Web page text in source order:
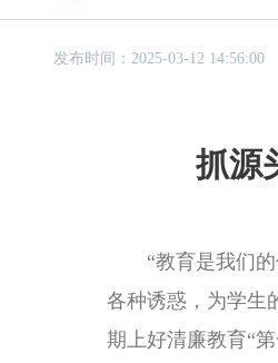
发布时间：2025-03-12 14:56:00
抓源
“教育是我们的
各种诱惑，为学生
期上好清廉教育“第